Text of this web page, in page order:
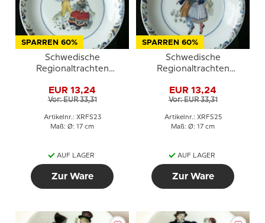
SPARREN 60%
Schwedische
Regionaltrachten
Blekinge
EUR 13,24
Vor: EUR 33,31
Artikelnr.: XRFS23
Maß: Ø: 17 cm
AUF LAGER
Zur Ware
SPARREN 60%
Schwedische
Regionaltrachten
Östergötland
EUR 13,24
Vor: EUR 33,31
Artikelnr.: XRFS25
Maß: Ø: 17 cm
AUF LAGER
Zur Ware